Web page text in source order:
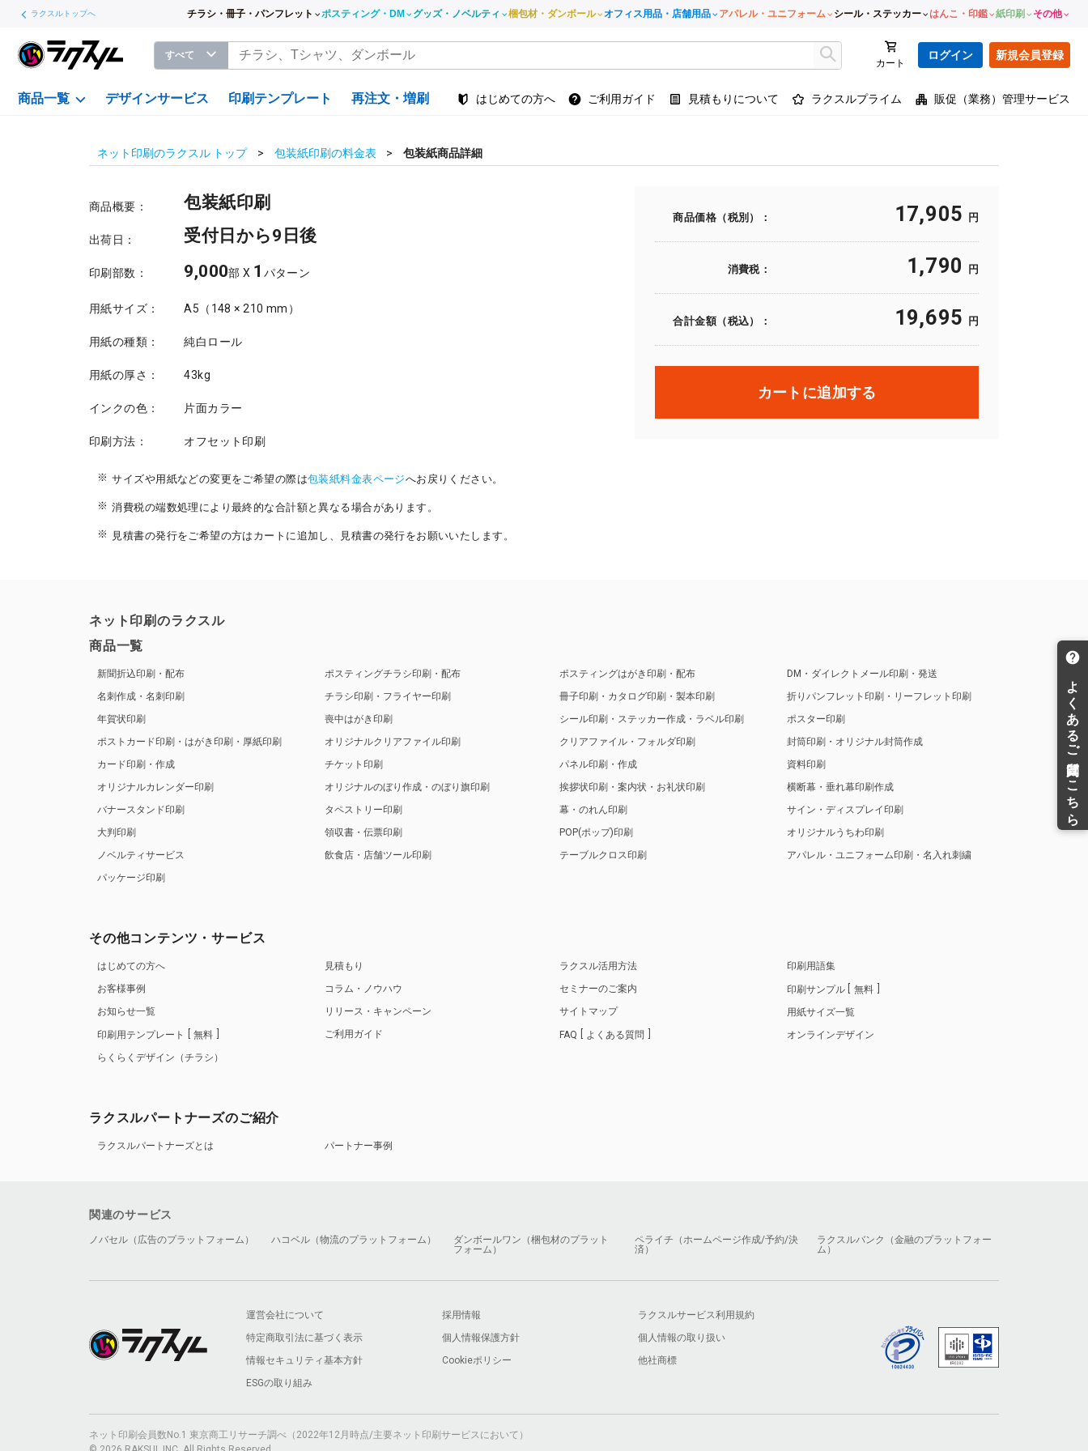
ラクスルトップへ チラシ・冊子・パンフレット ポスティング・DM グッズ・ノベルティ 梱包材・ダンボール オフィス用品・店舗用品 アパレル・ユニフォーム シール・ステッカー はんこ・印鑑 紙印刷 その他
すべて
カート
ログイン 新規会員登録
商品一覧 デザインサービス 印刷テンプレート 再注文・増刷 はじめての方へ ご利用ガイド 見積もりについて ラクスルプライム 販促（業務）管理サービス
ネット印刷のラクスル トップ 包装紙印刷の料金表 包装紙商品詳細
商品概要： 包装紙印刷
出荷日： 受付日から9日後
印刷部数： 9,000部 X 1 パターン
用紙サイズ： A5（148 × 210 mm）
用紙の種類： 純白ロール
用紙の厚さ： 43kg
インクの色： 片面カラー
印刷方法： オフセット印刷
サイズや用紙などの変更をご希望の際は包装紙料金表ページへお戻りください。
消費税の端数処理により最終的な合計額と異なる場合があります。
見積書の発行をご希望の方はカートに追加し、見積書の発行をお願いいたします。
商品価格（税別）： 17,905 円
消費税： 1,790 円
合計金額（税込）： 19,695 円
カートに追加する
ネット印刷のラクスル
商品一覧
新聞折込印刷・配布
名刺作成・名刺印刷
年賀状印刷
ポストカード印刷・はがき印刷・厚紙印刷
カード印刷・作成
オリジナルカレンダー印刷
バナースタンド印刷
大判印刷
ノベルティサービス
パッケージ印刷
ポスティングチラシ印刷・配布
チラシ印刷・フライヤー印刷
喪中はがき印刷
オリジナルクリアファイル印刷
チケット印刷
オリジナルのぼり作成・のぼり旗印刷
タペストリー印刷
領収書・伝票印刷
飲食店・店舗ツール印刷
ポスティングはがき印刷・配布
冊子印刷・カタログ印刷・製本印刷
シール印刷・ステッカー作成・ラベル印刷
クリアファイル・フォルダ印刷
パネル印刷・作成
挨拶状印刷・案内状・お礼状印刷
幕・のれん印刷
POP(ポップ)印刷
テーブルクロス印刷
DM・ダイレクトメール印刷・発送
折りパンフレット印刷・リーフレット印刷
ポスター印刷
封筒印刷・オリジナル封筒作成
資料印刷
横断幕・垂れ幕印刷作成
サイン・ディスプレイ印刷
オリジナルうちわ印刷
アパレル・ユニフォーム印刷・名入れ刺繍
その他コンテンツ・サービス
はじめての方へ
お客様事例
お知らせ一覧
印刷用テンプレート
無料
らくらくデザイン（チラシ）
見積もり
コラム・ノウハウ
リリース・キャンペーン
ご利用ガイド
ラクスル活用方法
セミナーのご案内
サイトマップ
FAQ よくある質問
印刷用語集
印刷サンプル
無料
用紙サイズ一覧
オンラインデザイン
ラクスルパートナーズのご紹介
ラクスルパートナーズとは パートナー事例
関連のサービス
ノバセル（広告のプラットフォーム） ハコベル（物流のプラットフォーム）
ダンボールワン（梱包材のプラット
フォーム）
ペライチ（ホームページ作成/予約/決
済）
ラクスルバンク（金融のプラットフォー
ム）
運営会社について 採用情報
ラクスルサービス利用規約
特定商取引法に基づく表示
個人情報保護方針
個人情報の取り扱い
情報セキュリティ基本方針
Cookieポリシー
他社商標
ESGの取り組み
ネット印刷会員数No.1 東京商工リサーチ調べ（2022年12月時点/主要ネット印刷サービスにおいて）